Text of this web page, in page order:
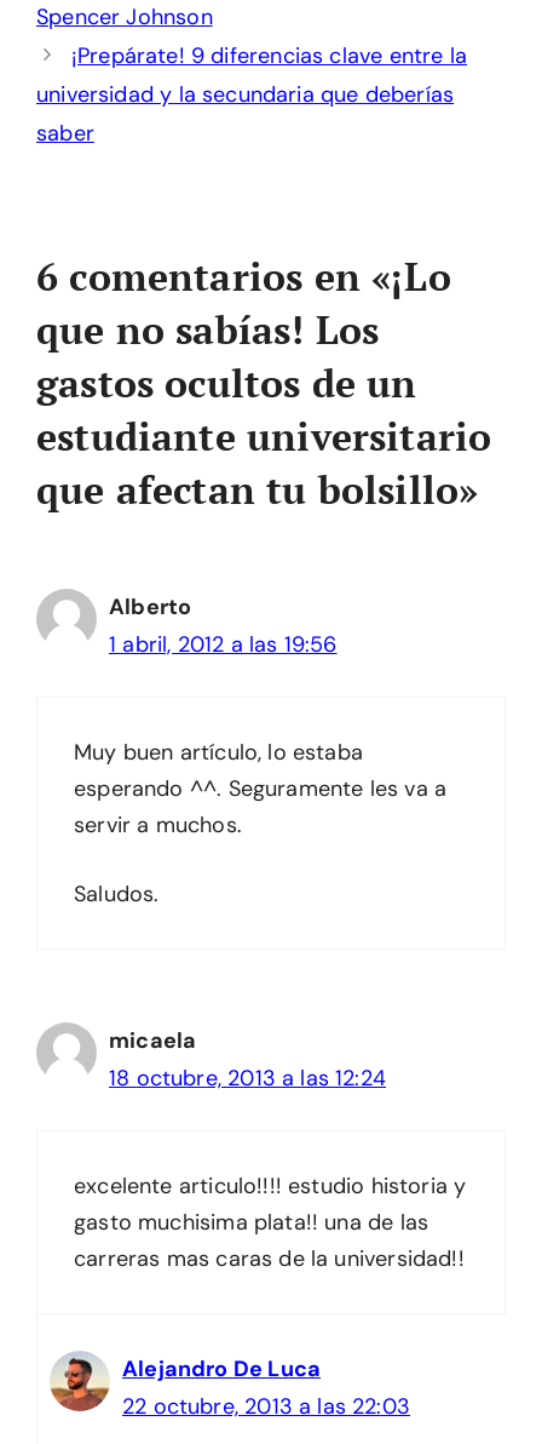
Spencer Johnson
¡Prepárate! 9 diferencias clave entre la
universidad y la secundaria que deberías
saber
6 comentarios en «¡Lo
que no sabías! Los
gastos ocultos de un
estudiante universitario
que afectan tu bolsillo»
Alberto
1 abril, 2012 a las 19:56
Muy buen artículo, lo estaba
esperando ^^. Seguramente les va a
servir a muchos.
Saludos.
micaela
18 octubre, 2013 a las 12:24
excelente articulo!!!! estudio historia y
gasto muchisima plata!! una de las
carreras mas caras de la universidad!!
Alejandro De Luca
22 octubre, 2013 a las 22:03